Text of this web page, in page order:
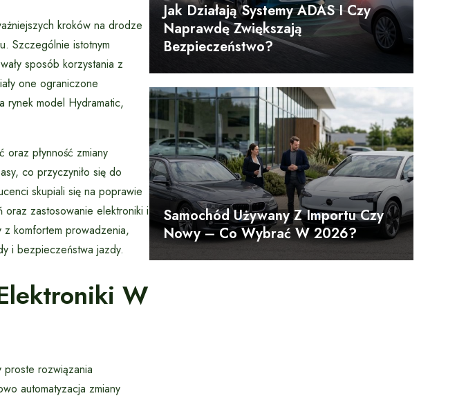
kroków na drodze
Szczególnie istotnym
sposób korzystania z
one ograniczone
rynek model Hydramatic,
płynność zmiany
co przyczyniło się do
skupiali się na poprawie
zastosowanie elektroniki i
z komfortem prowadzenia,
i bezpieczeństwa jazdy.
W
proste rozwiązania
automatyzacja zmiany
Jak Działają Systemy ADAS I Czy
Naprawdę Zwiększają
Bezpieczeństwo?
Samochód Używany Z Importu Czy
Nowy – Co Wybrać W 2026?